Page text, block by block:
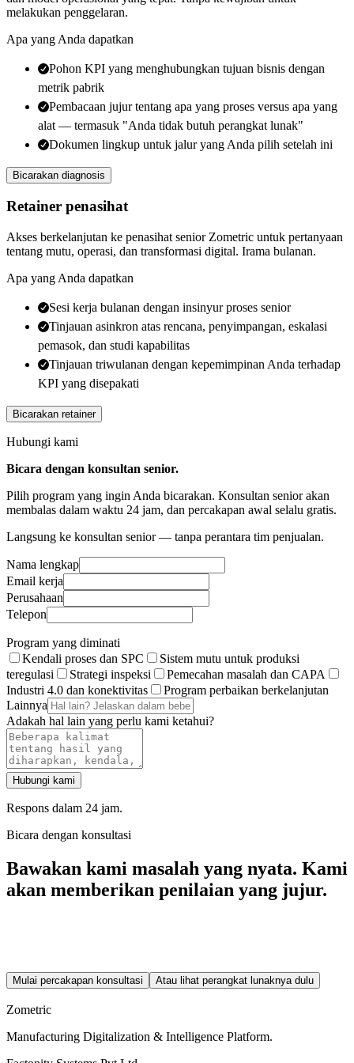
melakukan penggelaran.
Apa yang Anda dapatkan
Pohon KPI yang menghubungkan tujuan bisnis dengan
metrik pabrik
Pembacaan jujur tentang apa yang proses versus apa yang
alat — termasuk "Anda tidak butuh perangkat lunak"
Dokumen lingkup untuk jalur yang Anda pilih setelah ini
Bicarakan diagnosis
Retainer penasihat
Akses berkelanjutan ke penasihat senior Zometric untuk pertanyaan
tentang mutu, operasi, dan transformasi digital. Irama bulanan.
Apa yang Anda dapatkan
Sesi kerja bulanan dengan insinyur proses senior
Tinjauan asinkron atas rencana, penyimpangan, eskalasi
pemasok, dan studi kapabilitas
Tinjauan triwulanan dengan kepemimpinan Anda terhadap
KPI yang disepakati
Bicarakan retainer
Hubungi kami
Bicara dengan konsultan senior.
Pilih program yang ingin Anda bicarakan. Konsultan senior akan
membalas dalam waktu 24 jam, dan percakapan awal selalu gratis.
Langsung ke konsultan senior — tanpa perantara tim penjualan.
Nama lengkap
Email kerja
Perusahaan
Telepon
Program yang diminati
Kendali proses dan SPC
Sistem mutu untuk produksi
teregulasi
Strategi inspeksi
Pemecahan masalah dan CAPA
Industri 4.0 dan konektivitas
Program perbaikan berkelanjutan
Lainnya
Adakah hal lain yang perlu kami ketahui?
Hubungi kami
Respons dalam 24 jam.
Bicara dengan konsultasi
Bawakan kami masalah yang nyata. Kami
akan memberikan penilaian yang jujur.
Mulai percakapan konsultasi Atau lihat perangkat lunaknya dulu
Zometric
Manufacturing Digitalization & Intelligence Platform.